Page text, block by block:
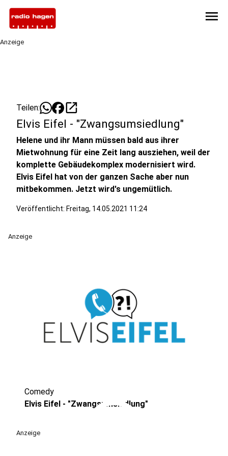
menu
Anzeige
Teilen: open_in_new
Elvis Eifel - "Zwangsumsiedlung"
Helene und ihr Mann müssen bald aus ihrer
Mietwohnung für eine Zeit lang ausziehen, weil der
komplette Gebäudekomplex modernisiert wird.
Elvis Eifel hat von der ganzen Sache aber nun
mitbekommen. Jetzt wird's ungemütlich.
Veröffentlicht: Freitag, 14.05.2021 11:24
Anzeige
play_circle
Comedy
Elvis Eifel - "Zwangsumsiedlung"
Anzeige